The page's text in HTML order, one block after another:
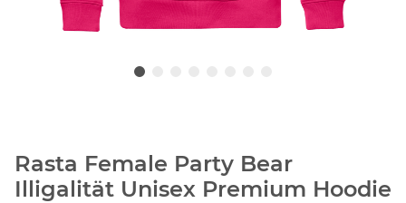
Rasta Female Party Bear
Illigalität Unisex Premium Hoodie